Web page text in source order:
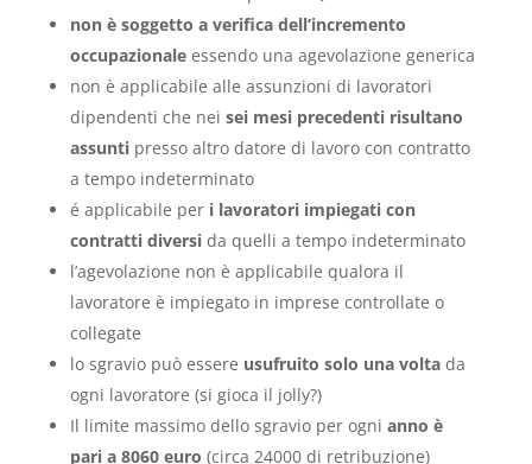
non è soggetto a verifica dell’incremento
occupazionale essendo una agevolazione generica
non è applicabile alle assunzioni di lavoratori
dipendenti che nei sei mesi precedenti risultano
assunti presso altro datore di lavoro con contratto
a tempo indeterminato
é applicabile per i lavoratori impiegati con
contratti diversi da quelli a tempo indeterminato
l’agevolazione non è applicabile qualora il
lavoratore è impiegato in imprese controllate o
collegate
lo sgravio può essere usufruito solo una volta da
ogni lavoratore (si gioca il jolly?)
Il limite massimo dello sgravio per ogni anno è
pari a 8060 euro (circa 24000 di retribuzione)